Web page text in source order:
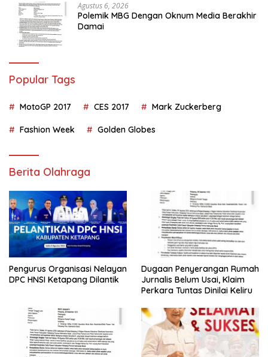
Agustus 6, 2026
Polemik MBG Dengan Oknum Media Berakhir
Damai
Popular Tags
MotoGP 2017 CES 2017 Mark Zuckerberg
Fashion Week Golden Globes
Berita Olahraga
Pengurus Organisasi Nelayan
DPC HNSI Ketapang Dilantik
Dugaan Penyerangan Rumah
Jurnalis Belum Usai, Klaim
Perkara Tuntas Dinilai Keliru